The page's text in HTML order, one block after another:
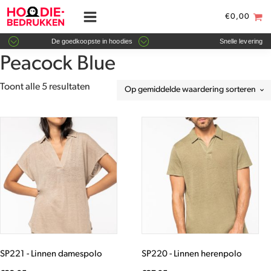
€0,00
De goedkoopste in hoodies Snelle levering
Peacock Blue
Toont alle 5 resultaten Gesorteerd
SP221 - Linnen damespolo
meerdere
variaties.
Deze
gekozen
op
de
SP220 - Linnen herenpolo
meerdere
variaties.
op
de